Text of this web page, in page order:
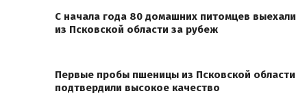
С начала года 80 домашних питомцев выехали
из Псковской области за рубеж
Первые пробы пшеницы из Псковской области
подтвердили высокое качество